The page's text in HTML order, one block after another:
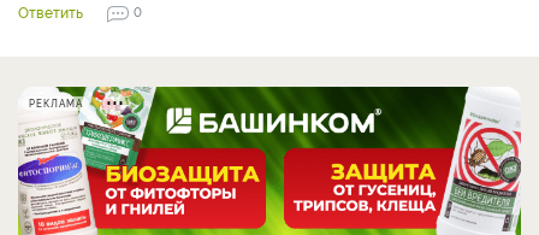
Ответить
0
РЕКЛАМА